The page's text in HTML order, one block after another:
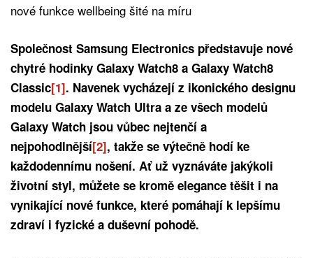
nové funkce wellbeing šité na míru
Společnost Samsung Electronics představuje nové
chytré hodinky Galaxy Watch8 a Galaxy Watch8
Classic[1]. Navenek vycházejí z ikonického designu
modelu Galaxy Watch Ultra a ze všech modelů
Galaxy Watch jsou vůbec nejtenčí a
nejpohodlnější[2], takže se výtečně hodí ke
každodennímu nošení. Ať už vyznáváte jakýkoli
životní styl, můžete se kromě elegance těšit i na
vynikající nové funkce, které pomáhají k lepšímu
zdraví i fyzické a duševní pohodě.